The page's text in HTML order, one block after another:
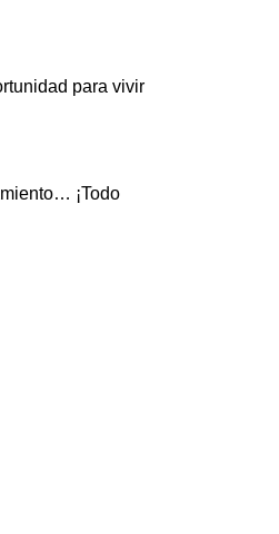
para vivir
¡Todo